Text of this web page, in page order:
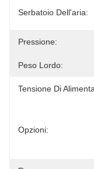
Serbatoio Dell'aria:
Pressione:
Peso Lordo:
Tensione Di
Opzioni: